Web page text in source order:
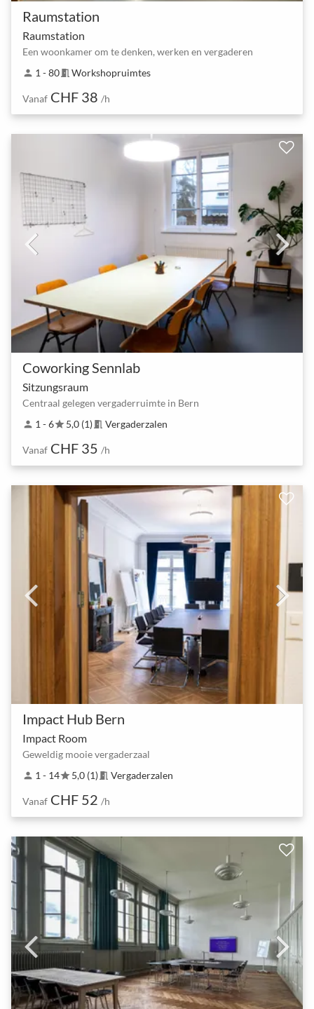
Raumstation
Raumstation
Een woonkamer om te denken, werken en vergaderen
person 1 - 80meeting_room Workshopruimtes
Vanaf CHF 38 /h
Coworking Sennlab
Sitzungsraum
Centraal gelegen vergaderruimte in Bern
person 1 - 6star5,0 (1) meeting_room Vergaderzalen
Vanaf CHF 35 /h
Impact Hub Bern
Impact Room
Geweldig mooie vergaderzaal
person 1 - 14star5,0 (1) meeting_room Vergaderzalen
Vanaf CHF 52 /h